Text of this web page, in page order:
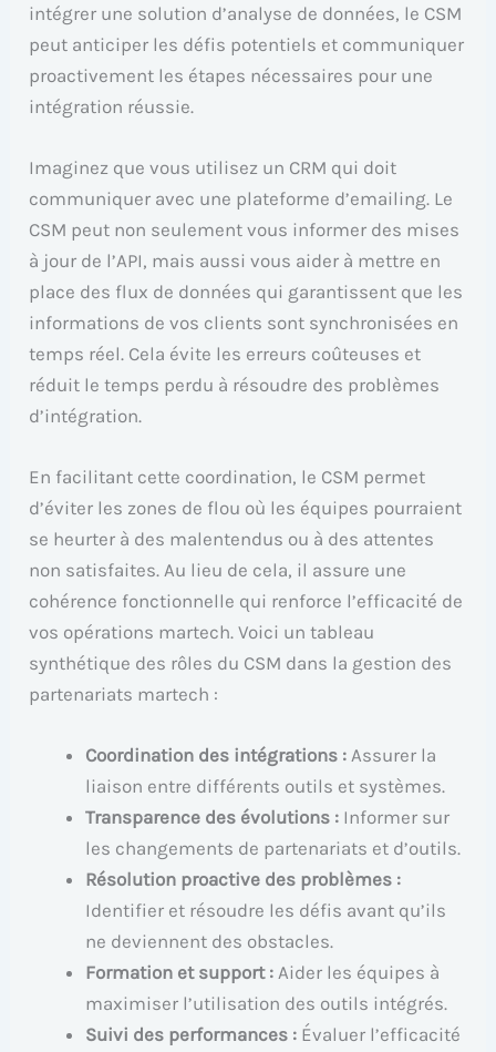
intégrer une solution d’analyse de données, le CSM
peut anticiper les défis potentiels et communiquer
proactivement les étapes nécessaires pour une
intégration réussie.
Imaginez que vous utilisez un CRM qui doit
communiquer avec une plateforme d’emailing. Le
CSM peut non seulement vous informer des mises
à jour de l’API, mais aussi vous aider à mettre en
place des flux de données qui garantissent que les
informations de vos clients sont synchronisées en
temps réel. Cela évite les erreurs coûteuses et
réduit le temps perdu à résoudre des problèmes
d’intégration.
En facilitant cette coordination, le CSM permet
d’éviter les zones de flou où les équipes pourraient
se heurter à des malentendus ou à des attentes
non satisfaites. Au lieu de cela, il assure une
cohérence fonctionnelle qui renforce l’efficacité de
vos opérations martech. Voici un tableau
synthétique des rôles du CSM dans la gestion des
partenariats martech :
Coordination des intégrations : Assurer la
liaison entre différents outils et systèmes.
Transparence des évolutions : Informer sur
les changements de partenariats et d’outils.
Résolution proactive des problèmes :
Identifier et résoudre les défis avant qu’ils
ne deviennent des obstacles.
Formation et support : Aider les équipes à
maximiser l’utilisation des outils intégrés.
Suivi des performances : Évaluer l’efficacité